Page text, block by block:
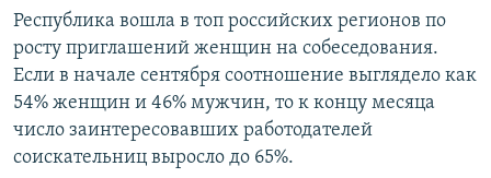
Республика вошла в топ российских регионов по
росту приглашений женщин на собеседования.
Если в начале сентября соотношение выглядело как
54% женщин и 46% мужчин, то к концу месяца
число заинтересовавших работодателей
соискательниц выросло до 65%.